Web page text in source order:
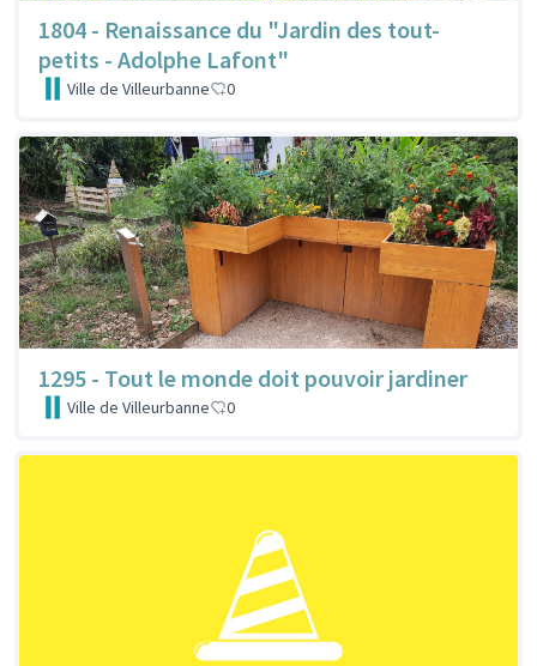
1804 - Renaissance du "Jardin des tout-
petits - Adolphe Lafont"
Ville de Villeurbanne 0
1295 - Tout le monde doit pouvoir jardiner
Ville de Villeurbanne 0